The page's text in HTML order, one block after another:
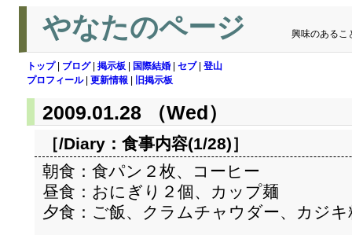
やなたのページ 興味のあるこ
トップ| ブログ| 掲示板 国際結婚 セブ| 登山
プロフィール| 更新情報 旧掲示板
2009.01.28 （Wed）
［/Diary： 食事内容(1/28)］
朝食：食パン２枚、コーヒー
昼食：おにぎり２個、カップ麺
夕食：ご飯、クラムチャウダー、カジ